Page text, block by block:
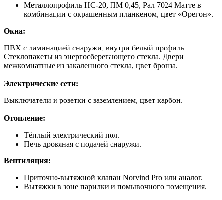
Металлопрофиль НС-20, ПМ 0,45, Рал 7024 Матте в
комбинации с окрашенным планкеном, цвет «Орегон».
Окна:
ПВХ с ламинацией снаружи, внутри белый профиль.
Стеклопакеты из энергосберегающего стекла. Двери
межкомнатные из закаленного стекла, цвет бронза.
Электрические сети:
Выключатели и розетки с заземлением, цвет карбон.
Отопление:
Тёплый электрический пол.
Печь дровяная с подачей снаружи.
Вентиляция:
Приточно-вытяжной клапан Norvind Pro или аналог.
Вытяжки в зоне парилки и помывочного помещения.